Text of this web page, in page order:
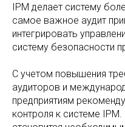
IPM делает систему
самое важное аудит
интегрировать
систему безопасности
С учетом повышения
аудиторов и
предприятиям
контроля к системе